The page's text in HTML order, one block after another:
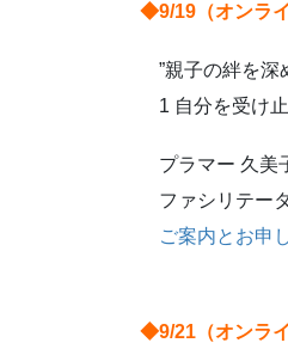
◆9/19（オンライ
”親子の絆を深
1 自分を受け
プラマー 久美
ファシリテー
ご案内とお申
◆9/21（オンライ